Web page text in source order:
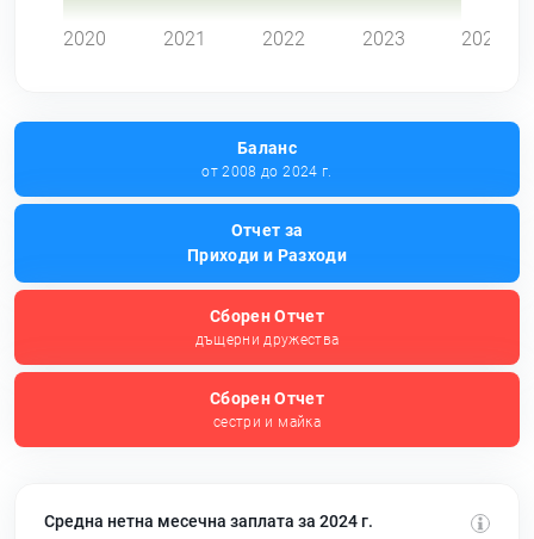
2020 2021 2022 2023 2024
Баланс
от 2008 до 2024 г.
Отчет за
Приходи и Разходи
Сборен Отчет
дъщерни дружества
Сборен Отчет
сестри и майка
Средна нетна месечна заплата за 2024 г.